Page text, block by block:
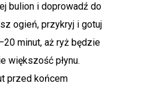
bulion i doprowadź do
ogień, przykryj i gotuj
minut, aż ryż będzie
większość płynu.
przed końcem